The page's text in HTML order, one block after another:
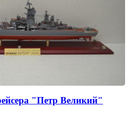
"Петр Великий"